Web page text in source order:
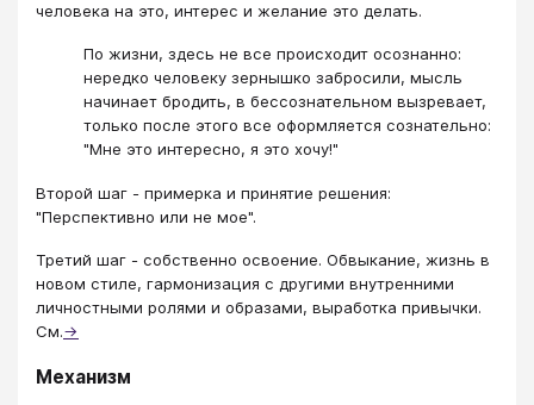
человека на это, интерес и желание это делать.
По жизни, здесь не все происходит осознанно:
нередко человеку зернышко забросили, мысль
начинает бродить, в бессознательном вызревает,
только после этого все оформляется сознательно:
"Мне это интересно, я это хочу!"
Второй шаг - примерка и принятие решения:
"Перспективно или не мое".
Третий шаг - собственно освоение. Обвыкание, жизнь в
новом стиле, гармонизация с другими внутренними
личностными ролями и образами, выработка привычки.
См.→
Механизм